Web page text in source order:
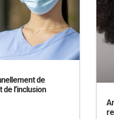
de
de l’inclusion